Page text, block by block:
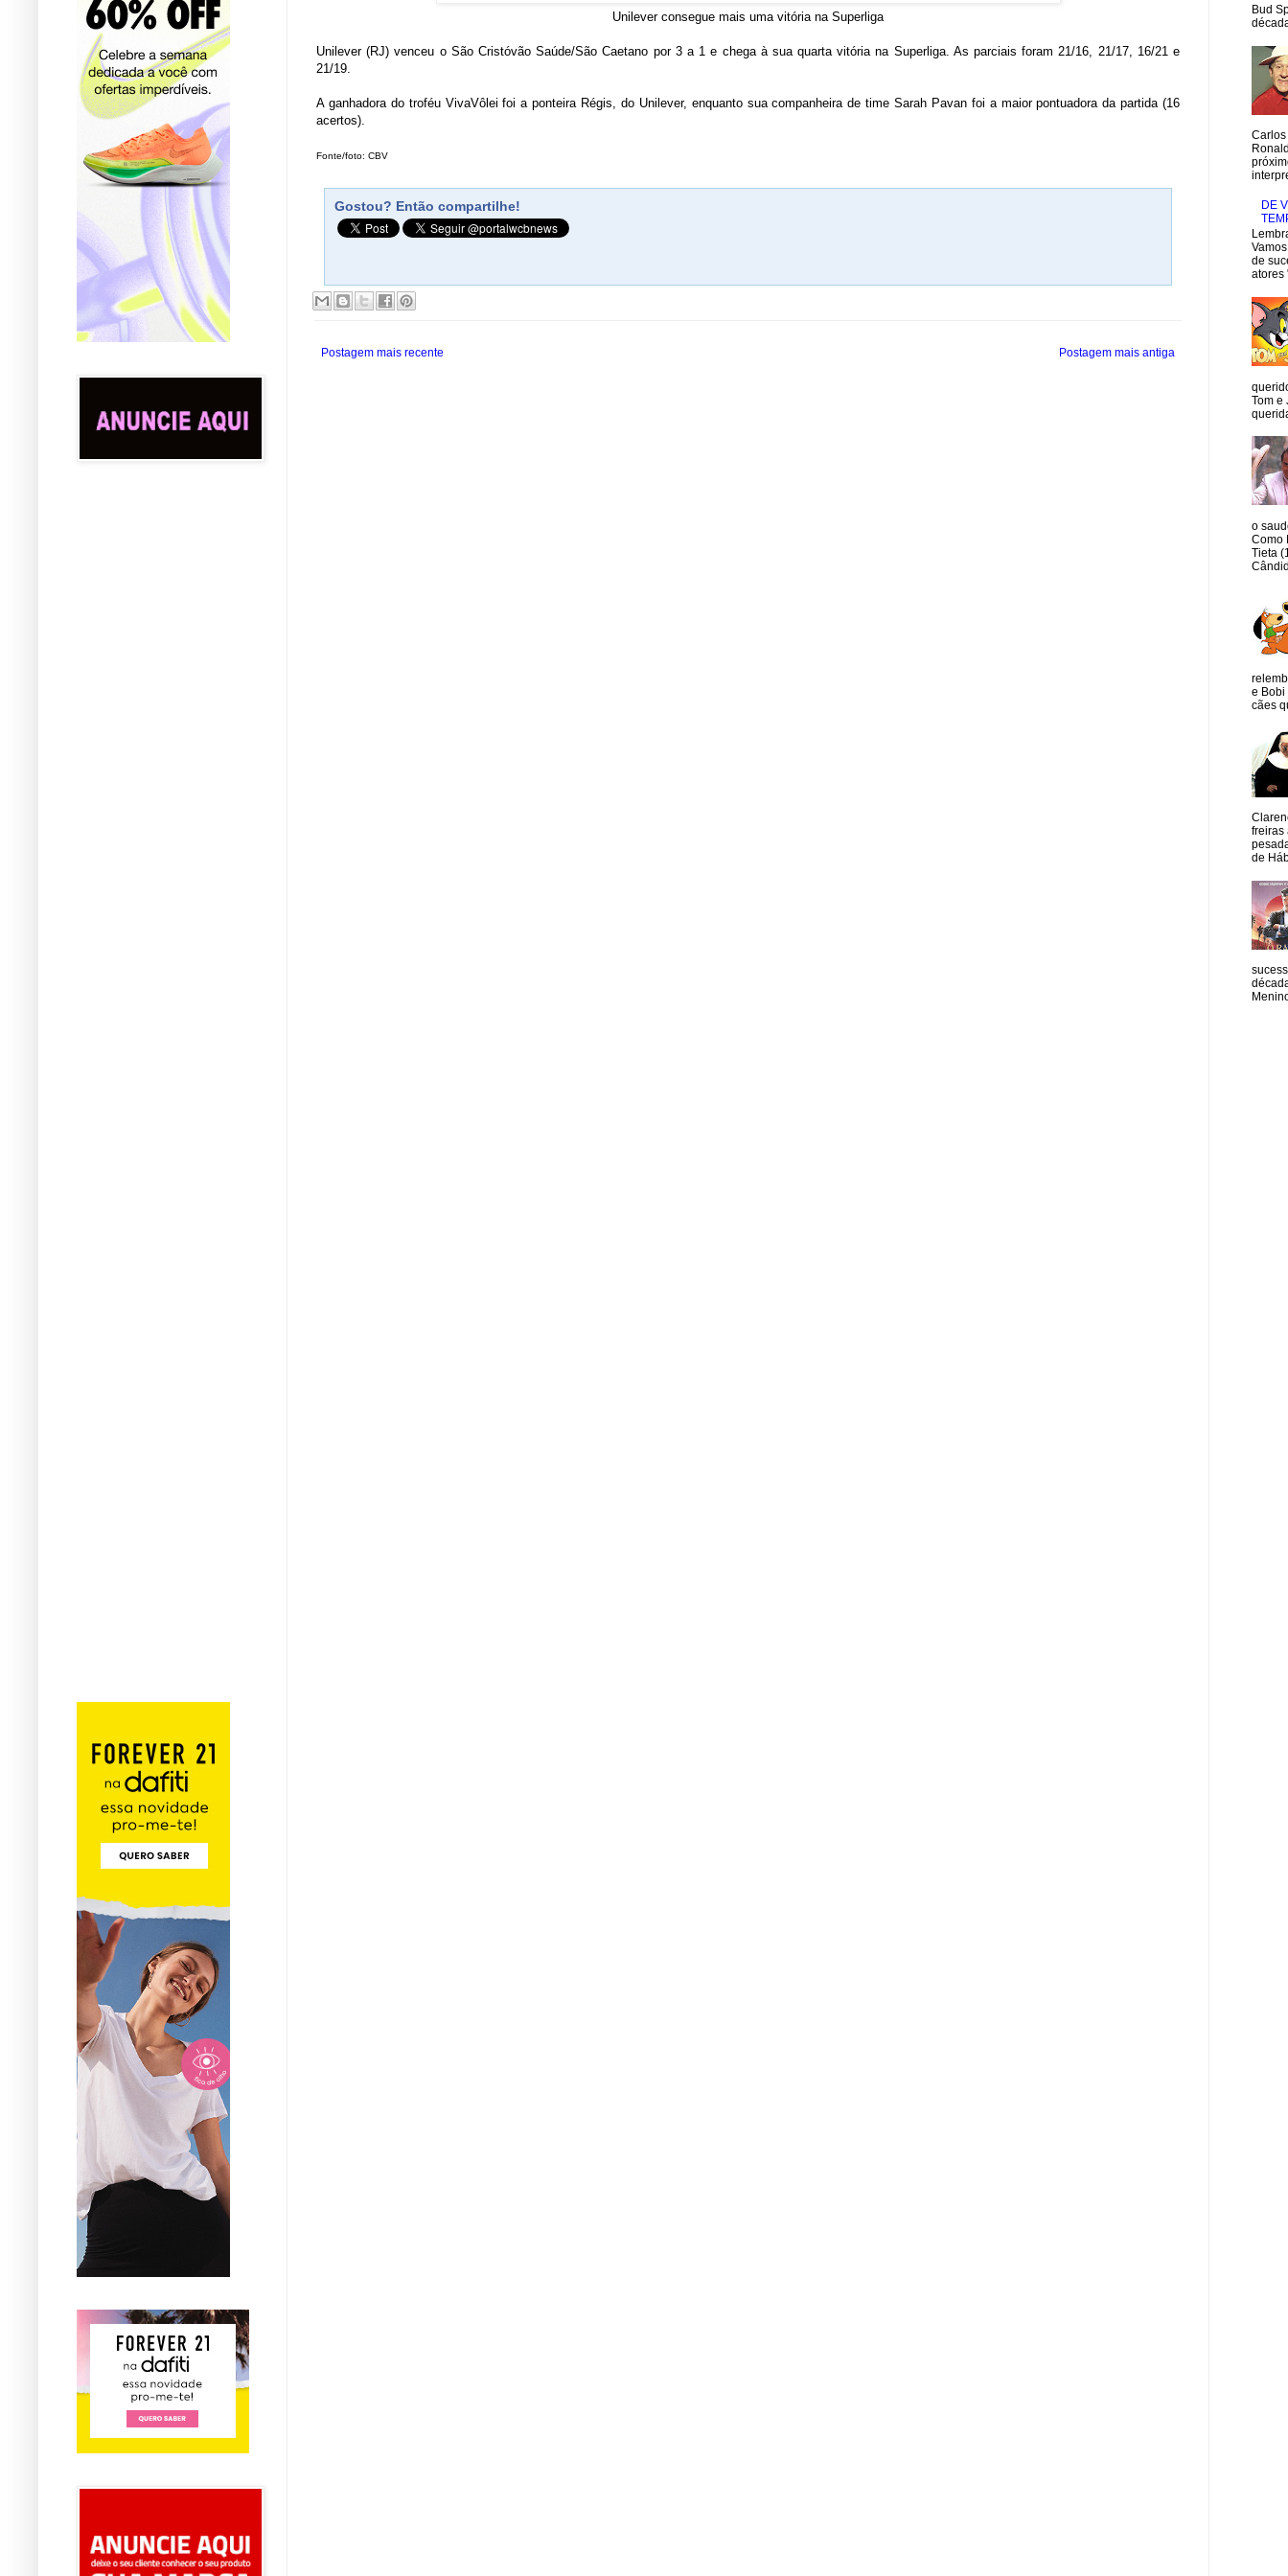
Unilever consegue mais uma vitória na Superliga
Unilever (RJ) venceu o São Cristóvão Saúde/São Caetano por 3 a 1 e chega à sua quarta vitória na Superliga. As parciais foram 21/16, 21/17, 16/21 e
21/19.
A ganhadora do troféu VivaVôlei foi a ponteira Régis, do Unilever, enquanto sua companheira de time Sarah Pavan foi a maior pontuadora da partida (16
acertos).
Fonte/foto: CBV
Gostou? Então compartilhe!
Postagem mais recente Postagem mais antiga
Bud
Carlos
DE
de
atores
Tom e
o
Como
Tieta
e Bobi
cães
freiras
de